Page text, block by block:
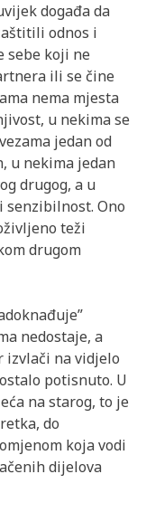
događa da
odnos i
sebe koji ne
ili se čine
nema mjesta
u nekima se
jedan od
u nekima jedan
drugog, a u
Ono
teži
drugom
nedostaje, a
izvlači na vidjelo
potisnuto. U
na starog, to je
do
koja vodi
dijelova